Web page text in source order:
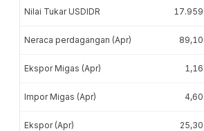
Nilai Tukar USDIDR 17.959
Neraca perdagangan (Apr) 89,10
Ekspor Migas (Apr) 1,16
Impor Migas (Apr) 4,60
Ekspor (Apr) 25,30